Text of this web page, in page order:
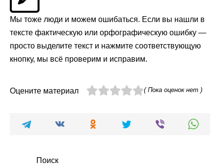
Мы тоже люди и можем ошибаться. Если вы нашли в
тексте фактическую или орфографическую ошибку —
просто выделите текст и нажмите соответствующую
кнопку, мы всё проверим и исправим.
Оцените материал ( Пока оценок нет )
Поиск